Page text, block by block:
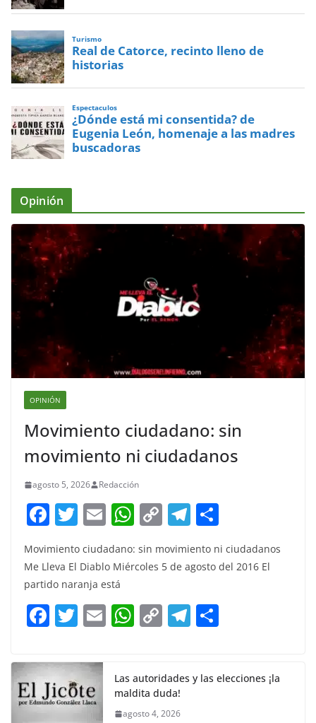
Turismo
Real de Catorce, recinto lleno de
historias
Espectaculos
¿Dónde está mi consentida? de
Eugenia León, homenaje a las madres
buscadoras
Opinión
OPINIÓN
Movimiento ciudadano: sin
movimiento ni ciudadanos
agosto 5, 2026 Redacción
F
a
c
e
b
o
k
T
w
itt
er
E
m
ai
l
W
h
at
A
p
C
p
Li
n
T
e
gr
a
m
h
ar
Movimiento ciudadano: sin movimiento ni ciudadanos
Me Lleva El Diablo Miércoles 5 de agosto del 2016 El
partido naranja está
F
c
e
b
T
itt
er
E W
s
A
C
y
Li
T
gr e
Las autoridades y las elecciones ¡la
maldita duda!
agosto 4, 2026